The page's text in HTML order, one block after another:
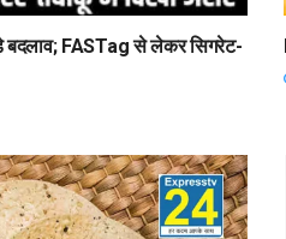
बदलाव; FASTag से लेकर सिगरेट-